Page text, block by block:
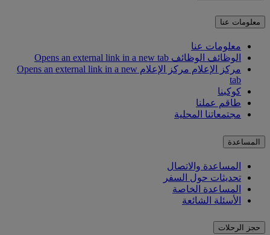
معلومات عنا
معلومات عنا
الوظائف الوظائف Opens an external link in a new tab
مركز الإعلام
مركز الإعلام Opens an external link in a new
tab
كوكبنا
طاقم عملنا
مجتمعاتنا المحلية
المساعدة
المساعدة والاتصال
تحديثات حول السفر
المساعدة الخاصة
الأسئلة الشائعة
حجز الرحلات